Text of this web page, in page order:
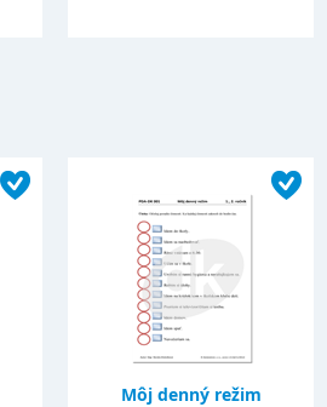
Môj denný režim